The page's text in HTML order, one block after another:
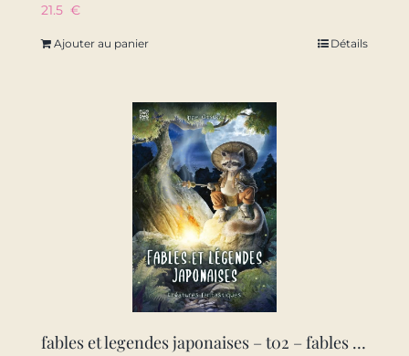
21.5 €
Ajouter au panier Détails
fables et legendes japonaises – t02 – fables et legendes japonaises, les creatures fantastiques